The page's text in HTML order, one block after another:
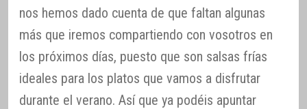
nos hemos dado cuenta de que faltan algunas
más que iremos compartiendo con vosotros en
los próximos días, puesto que son salsas frías
ideales para los platos que vamos a disfrutar
durante el verano. Así que ya podéis apuntar